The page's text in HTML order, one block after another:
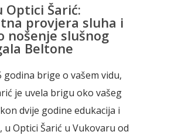
Optici Šarić:
provjera sluha i
nošenje slušnog
Beltone
godina brige o vašem vidu,
je uvela brigu oko vašeg
dvije godine edukacija i
u Optici Šarić u Vukovaru od